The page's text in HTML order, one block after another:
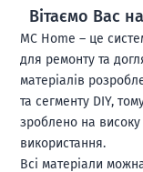
Вітаємо Вас
MC Home – це
для ремонту та
матеріалів
та сегменту DIY,
зроблено на високу
використання.
Всі матеріали